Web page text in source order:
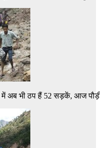
में अब भी ठप हैं 52 सड़कें, आज